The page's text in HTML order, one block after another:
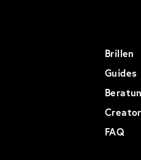
Brillen
Guides
FAQ